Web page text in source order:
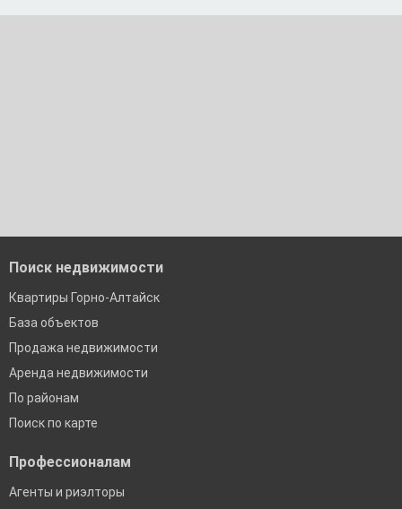
Поиск недвижимости
Квартиры Горно-Алтайск
База объектов
Продажа недвижимости
Аренда недвижимости
По районам
Поиск по карте
Профессионалам
Агенты и риэлторы